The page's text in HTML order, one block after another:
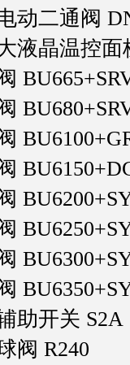
动二通阀
液晶温控面
助开关 S2A
阀 R240